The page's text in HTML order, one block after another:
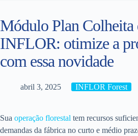
Módulo Plan Colheita
INFLOR: otimize a
com essa novidade
abril 3, 2025 INFLOR Forest
Sua operação florestal tem recursos
demandas da fábrica no curto e médio